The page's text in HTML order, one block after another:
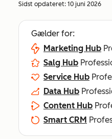
Sidst opdateret: 10 juni 2026
Gælder for:
Marketing Hub
Salg Hub
Service Hub
Data Hub
Content Hub
Smart CRM